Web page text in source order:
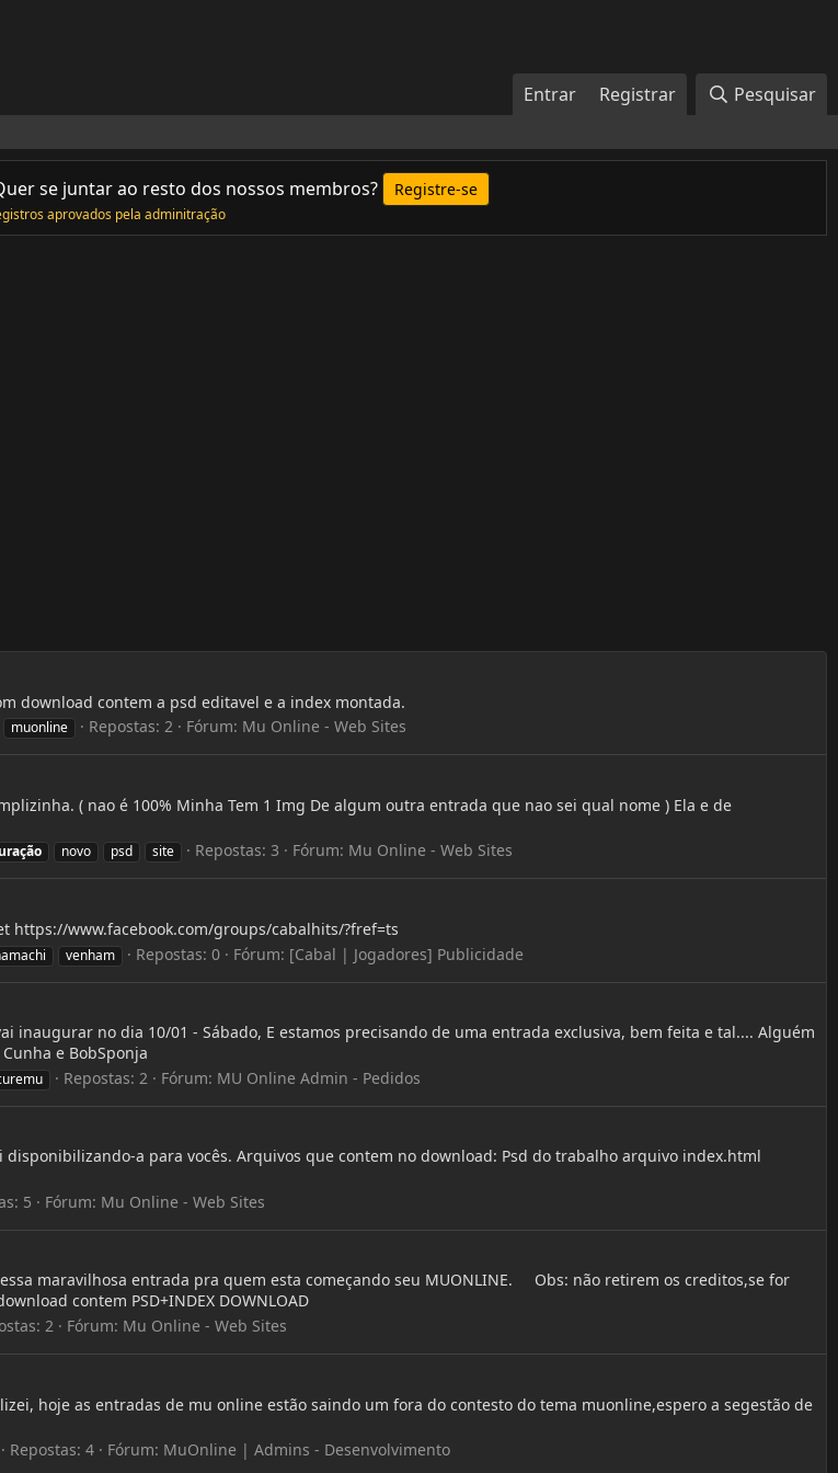
Entrar Registrar Pesquisar
se juntar ao resto dos nossos membros? Registre-se
aprovados pela adminitração
download contem a psd editavel e a index montada.
muonline Repostas: 2 Fórum: Mu Online - Web Sites
( nao é 100% Minha Tem 1 Img De algum outra entrada que nao sei qual nome ) Ela e de
novo psd site Repostas: 3 Fórum: Mu Online - Web Sites
https://www.facebook.com/groups/cabalhits/?fref=ts
venham Repostas: 0 Fórum: [Cabal | Jogadores] Publicidade
inaugurar no dia 10/01 - Sábado, E estamos precisando de uma entrada exclusiva, bem feita e tal.... Alguém
e BobSponja
Repostas: 2 Fórum: MU Online Admin - Pedidos
a para vocês. Arquivos que contem no download: Psd do trabalho arquivo index.html
5 Fórum: Mu Online - Web Sites
maravilhosa entrada pra quem esta começando seu MUONLINE. Obs: não retirem os creditos,se for
contem PSD+INDEX DOWNLOAD
2 Fórum: Mu Online - Web Sites
hoje as entradas de mu online estão saindo um fora do contesto do tema muonline,espero a segestão de
Repostas: 4 Fórum: MuOnline | Admins - Desenvolvimento